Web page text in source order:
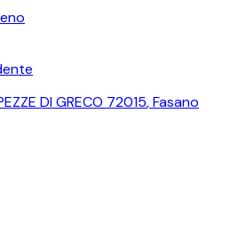
DI GRECO 72015,Fasano